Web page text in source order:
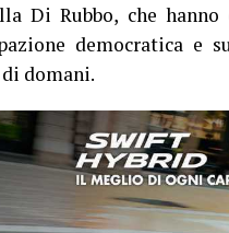
Di Rubbo, che
democratica e
domani.